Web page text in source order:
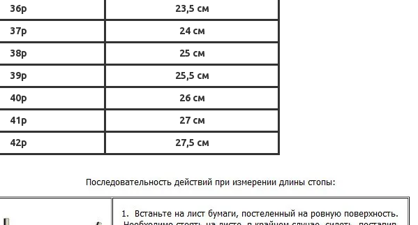
36р
23,5 см
37р
24 см
38р
25 см
39р
25,5 см
40р
26 см
41р
27 см
42р
27,5 см